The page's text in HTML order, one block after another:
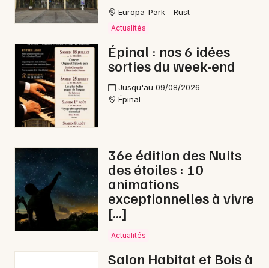
Newsletter des sorties
Artistes en tournée
Actus au Thillot
Magazine au Thillot
88 - Vosges
Choisir mes départements
Europa-Park - Rust
Actualités
Épinal : nos 6 idées
sorties du week-end
Jusqu'au 09/08/2026
Épinal
36e édition des Nuits
des étoiles : 10
animations
exceptionnelles à vivre
[…]
Actualités
Salon Habitat et Bois à